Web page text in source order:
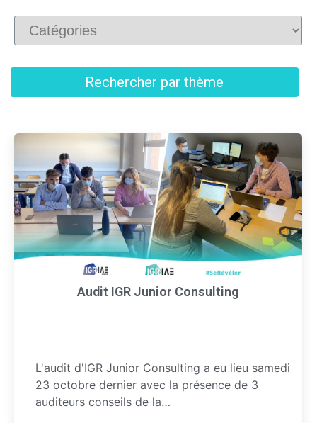
Rechercher par thème
Audit IGR Junior Consulting
L'audit d'IGR Junior Consulting a eu lieu samedi
23 octobre dernier avec la présence de 3
auditeurs conseils de la…